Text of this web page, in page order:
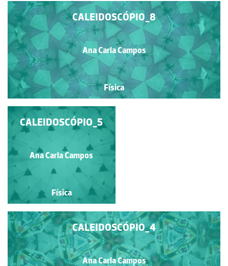
CALEIDOSCÓPIO_8
Ana Carla Campos
Física
CALEIDOSCÓPIO 6
Ana Carla Campos
Física
CALEIDOSCÓPIO_5
Ana Carla Campos
Física
CALEIDOSCÓPIO_4
Ana Carla Campos